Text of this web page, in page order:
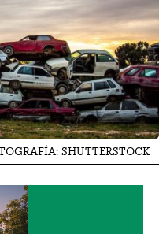
SHUTTERSTOCK